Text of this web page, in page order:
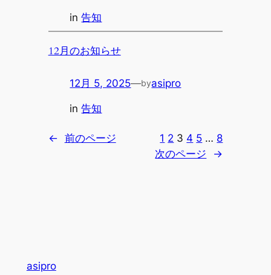
in告知
12月のお知らせ
12月 5, 2025—byasipro
in告知
← 前のページ 1 2 3 4 5 … 8
次のページ
→
asipro